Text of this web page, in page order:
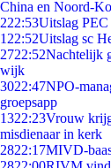
China en Noord-
222:53Uitslag
1 22:52Uitslag sc
2722:52Nachtelijk
wijk
3022:47NPO-
groepsapp
1322:23Vrouw
misdienaar in kerk
2822:17MIVD-